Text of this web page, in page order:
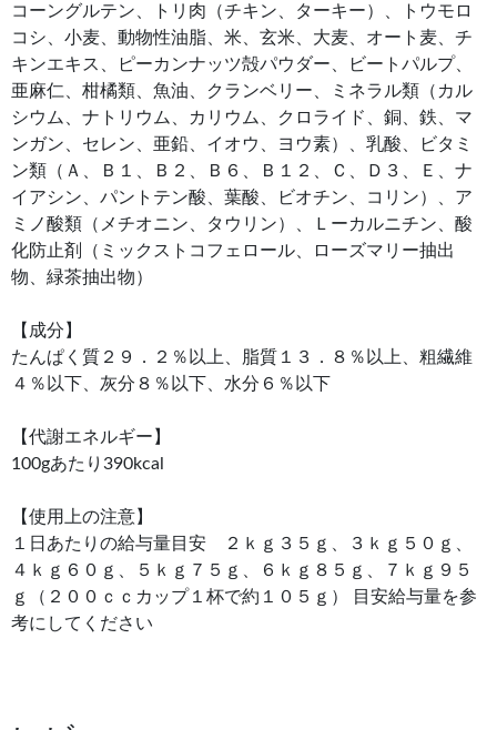
コーングルテン、トリ肉（チキン、ターキー）、トウモロ
コシ、小麦、動物性油脂、米、玄米、大麦、オート麦、チ
キンエキス、ピーカンナッツ殻パウダー、ビートパルプ、
亜麻仁、柑橘類、魚油、クランベリー、ミネラル類（カル
シウム、ナトリウム、カリウム、クロライド、銅、鉄、マ
ンガン、セレン、亜鉛、イオウ、ヨウ素）、乳酸、ビタミ
ン類（Ａ、Ｂ１、Ｂ２、Ｂ６、Ｂ１２、Ｃ、Ｄ３、Ｅ、ナ
イアシン、パントテン酸、葉酸、ビオチン、コリン）、ア
ミノ酸類（メチオニン、タウリン）、Ｌーカルニチン、酸
化防止剤（ミックストコフェロール、ローズマリー抽出
物、緑茶抽出物）
【成分】
たんぱく質２９．２％以上、脂質１３．８％以上、粗繊維
４％以下、灰分８％以下、水分６％以下
【代謝エネルギー】
100gあたり390kcal
【使用上の注意】
１日あたりの給与量目安 ２ｋｇ３５ｇ、３ｋｇ５０ｇ、
４ｋｇ６０ｇ、５ｋｇ７５ｇ、６ｋｇ８５ｇ、７ｋｇ９５
ｇ（２００ｃｃカップ１杯で約１０５ｇ） 目安給与量を参
考にしてください